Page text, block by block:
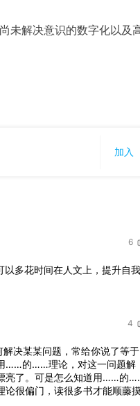
未解决意识的数字化以及
加入
6
多花时间在人文上，提升自我
4
决某某问题，常给你说了等于
……的……理论，对这一问题解
亮了。可是怎么知道用……的
论很偏门，读很多书才能顺藤